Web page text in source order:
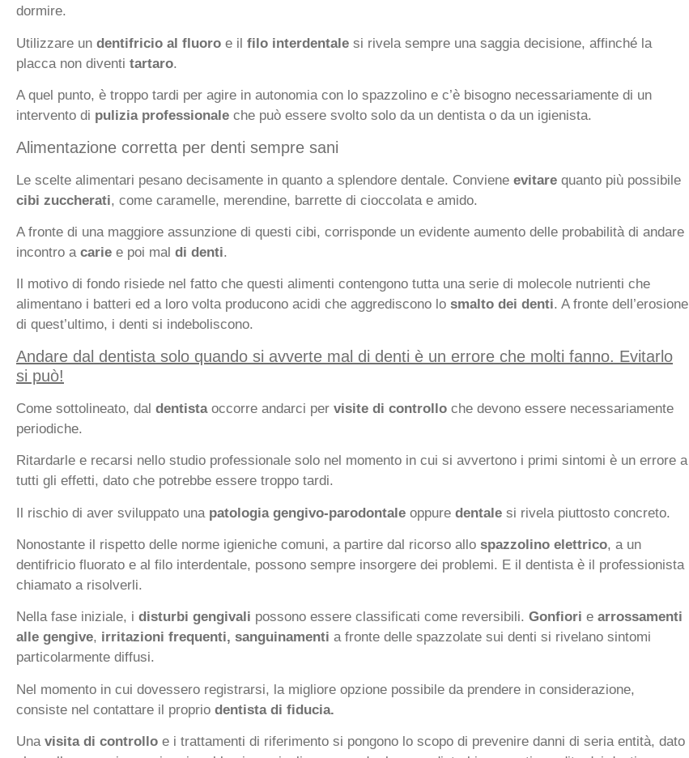
dormire.
Utilizzare un dentifricio al fluoro e il filo interdentale si rivela sempre una saggia decisione, affinché la
placca non diventi tartaro.
A quel punto, è troppo tardi per agire in autonomia con lo spazzolino e c’è bisogno necessariamente di un
intervento di pulizia professionale che può essere svolto solo da un dentista o da un igienista.
Alimentazione corretta per denti sempre sani
Le scelte alimentari pesano decisamente in quanto a splendore dentale. Conviene evitare quanto più possibile
cibi zuccherati, come caramelle, merendine, barrette di cioccolata e amido.
A fronte di una maggiore assunzione di questi cibi, corrisponde un evidente aumento delle probabilità di andare
incontro a carie e poi mal di denti.
Il motivo di fondo risiede nel fatto che questi alimenti contengono tutta una serie di molecole nutrienti che
alimentano i batteri ed a loro volta producono acidi che aggrediscono lo smalto dei denti. A fronte dell’erosione
di quest’ultimo, i denti si indeboliscono.
Andare dal dentista solo quando si avverte mal di denti è un errore che molti fanno. Evitarlo
si può!
Come sottolineato, dal dentistaoccorre andarci per visite di controllo che devono essere necessariamente
periodiche.
Ritardarle e recarsi nello studio professionale solo nel momento in cui si avvertono i primi sintomi è un errore a
tutti gli effetti, dato che potrebbe essere troppo tardi.
Il rischio di aver sviluppato una patologia gengivo-parodontale oppure dentale si rivela piuttosto concreto.
Nonostante il rispetto delle norme igieniche comuni, a partire dal ricorso allo spazzolino elettrico, a un
dentifricio fluorato e al filo interdentale, possono sempre insorgere dei problemi. E il dentista è il professionista
chiamato a risolverli.
Nella fase iniziale, i disturbi gengivali possono essere classificati come reversibili. Gonfiori e arrossamenti
alle gengive, irritazioni frequenti, sanguinamenti a fronte delle spazzolate sui denti si rivelano sintomi
particolarmente diffusi.
Nel momento in cui dovessero registrarsi, la migliore opzione possibile da prendere in considerazione,
consiste nel contattare il proprio dentista di fiducia.
Una visita di controllo e i trattamenti di riferimento si pongono lo scopo di prevenire danni di seria entità, dato